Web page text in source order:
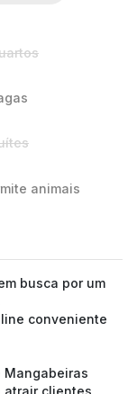
animais
busca por um
conveniente
Mangabeiras
atrair clientes